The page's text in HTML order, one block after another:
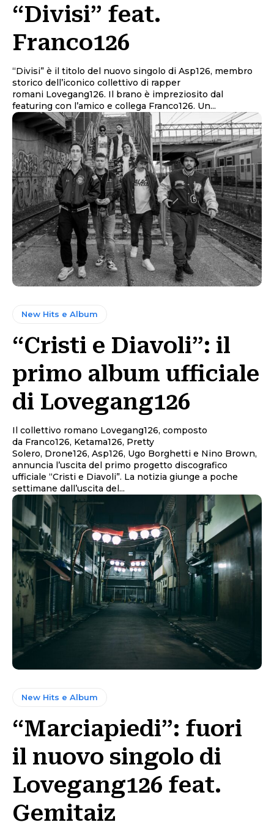
“Divisi” feat.
Franco126
“Divisi” è il titolo del nuovo singolo di Asp126, membro
storico dell’iconico collettivo di rapper
romani Lovegang126. Il brano è impreziosito dal
featuring con l’amico e collega Franco126. Un...
New Hits e Album
“Cristi e Diavoli”: il
primo album ufficiale
di Lovegang126
Il collettivo romano Lovegang126, composto
da Franco126, Ketama126, Pretty
Solero, Drone126, Asp126, Ugo Borghetti e Nino Brown,
annuncia l’uscita del primo progetto discografico
ufficiale “Cristi e Diavoli”. La notizia giunge a poche
settimane dall’uscita del...
New Hits e Album
“Marciapiedi”: fuori
il nuovo singolo di
Lovegang126 feat.
Gemitaiz